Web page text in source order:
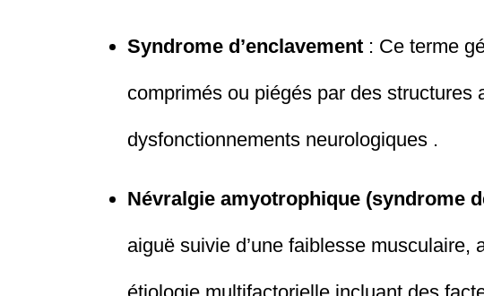
Syndrome d’enclavement : Ce terme
comprimés ou piégés par des
dysfonctionnements neurologiques .
Névralgie amyotrophique (syndrome
aiguë suivie d’une faiblesse